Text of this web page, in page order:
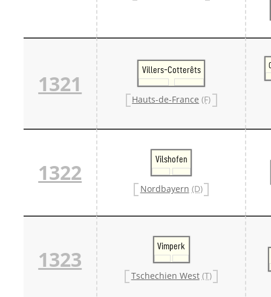
1321
Villers-Cotterêts
Hauts-de-France (F)
1322
Vilshofen
Nordbayern (D)
1323
Vimperk
Tschechien West (T)